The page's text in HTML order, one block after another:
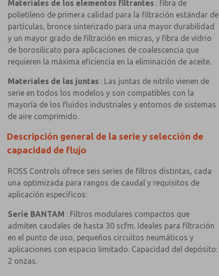
Materiales de los elementos filtrantes : fibra de
polietileno de primera calidad para la filtración estándar de
partículas, bronce sinterizado para una mayor durabilidad
y un mayor grado de filtración en micras, y fibra de vidrio
de borosilicato para aplicaciones de coalescencia que
requieren la máxima eficiencia en la eliminación de aceite.
Materiales de las juntas : Las juntas de nitrilo vienen de
serie en todos los modelos y son compatibles con la
mayoría de los fluidos industriales y entornos de sistemas
de aire comprimido.
Descripción general de la serie y selección de
capacidad de flujo
ROSS Controls ofrece seis series de filtros distintas, cada
una optimizada para rangos de caudal y requisitos de
aplicación específicos:
Serie BANTAM : Filtros modulares compactos que
admiten caudales de hasta 30 scfm. Ideales para filtración
en el punto de uso, pequeños circuitos neumáticos y
aplicaciones con espacio limitado. Capacidad del depósito:
2 onzas.